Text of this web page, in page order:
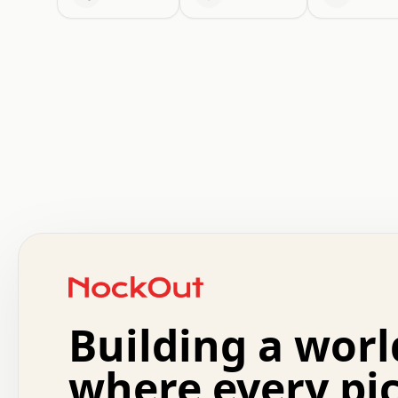
.   +   .   .   o   .   .   .   .   .   .   :   .
.   .   .   o   .   .   .   .   .   .   .   .   x   .
.   .   .   .   +   .   .   .   .   .   .   .   +
.   :   .   .   .   .   .   .   .   .   o   .   .
.   .   .   x   .   .   .   .   .   .   :   .   .   o
Building a